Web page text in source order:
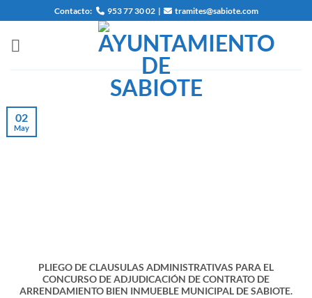
al
contenido
Contacto: 953 77 30 02| tramites@sabiote.com
PLIEGO DE CLAUSULAS ADMINISTRATIVAS PARA EL
CONCURSO DE ADJUDICACIÓN DE CONTRATO DE
ARRENDAMIENTO BIEN INMUEBLE MUNICIPAL DE SABIOTE.
02
May